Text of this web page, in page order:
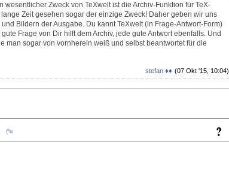
Zweck von TeXwelt ist die Archiv-Funktion für TeX-
Zeit gesehen sogar der einzige Zweck! Daher geben wir uns
Bildern der Ausgabe. Du kannt TeXwelt (in Frage-Antwort-Form)
Frage von Dir hilft dem Archiv, jede gute Antwort ebenfalls. Und
man sogar von vornherein weiß und selbst beantwortet für die
(07 Okt '15, 10:04)
stefan ♦♦